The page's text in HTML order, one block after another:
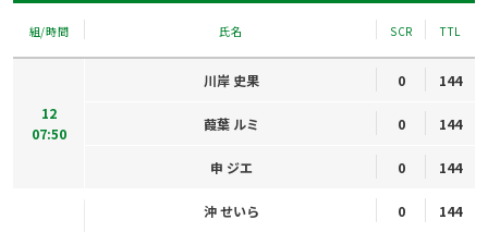
組/時間 氏名 SCR TTL
12
07:50
川岸 史果 0 144
葭葉 ルミ 0 144
申 ジエ 0 144
沖 せいら 0 144